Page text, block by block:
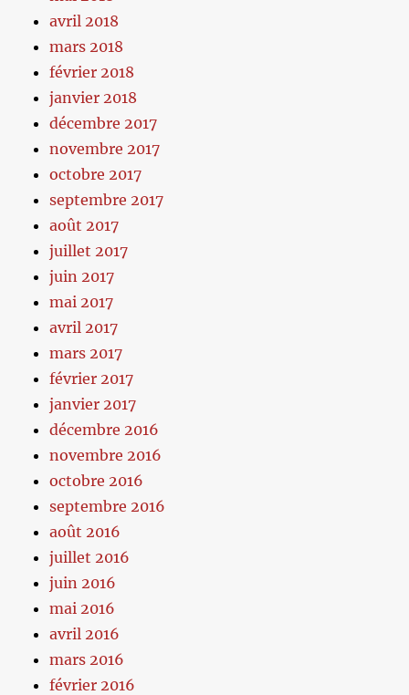
avril 2018
mars 2018
février 2018
janvier 2018
décembre 2017
novembre 2017
octobre 2017
septembre 2017
août 2017
juillet 2017
juin 2017
mai 2017
avril 2017
mars 2017
février 2017
janvier 2017
décembre 2016
novembre 2016
octobre 2016
septembre 2016
août 2016
juillet 2016
juin 2016
mai 2016
avril 2016
mars 2016
février 2016